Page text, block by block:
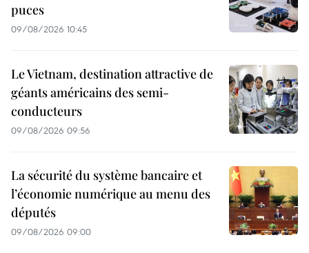
puces
09/08/2026 10:45
Le Vietnam, destination attractive de
géants américains des semi-
conducteurs
09/08/2026 09:56
La sécurité du système bancaire et
l’économie numérique au menu des
députés
09/08/2026 09:00